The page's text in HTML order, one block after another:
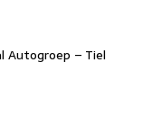
Autogroep – Tiel